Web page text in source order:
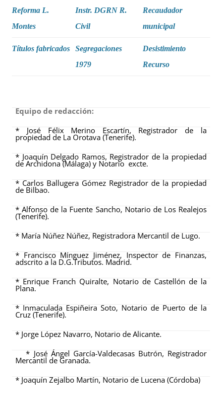
Reforma L.
Montes
Instr. DGRN R.
Civil
Recaudador
municipal
Títulos fabricados
Segregaciones
1979
Desistimiento
Recurso
Equipo de redacción:
* José Félix Merino Escartín, Registrador de la
propiedad de La Orotava (Tenerife).
* Joaquín Delgado Ramos, Registrador de la propiedad
de Archidona (Málaga) y Notario excte.
* Carlos Ballugera Gómez Registrador de la propiedad
de Bilbao.
* Alfonso de la Fuente Sancho, Notario de Los Realejos
(Tenerife).
* María Núñez Núñez, Registradora Mercantil de Lugo.
* Francisco Mínguez Jiménez, Inspector de Finanzas,
adscrito a la D.G.Tributos. Madrid.
* Enrique Franch Quiralte, Notario de Castellón de la
Plana.
* Inmaculada Espiñeira Soto, Notario de Puerto de la
Cruz (Tenerife).
* Jorge López Navarro, Notario de Alicante.
* José Ángel García-Valdecasas Butrón, Registrador
Mercantil de Granada.
* Joaquín Zejalbo Martín, Notario de Lucena (Córdoba)